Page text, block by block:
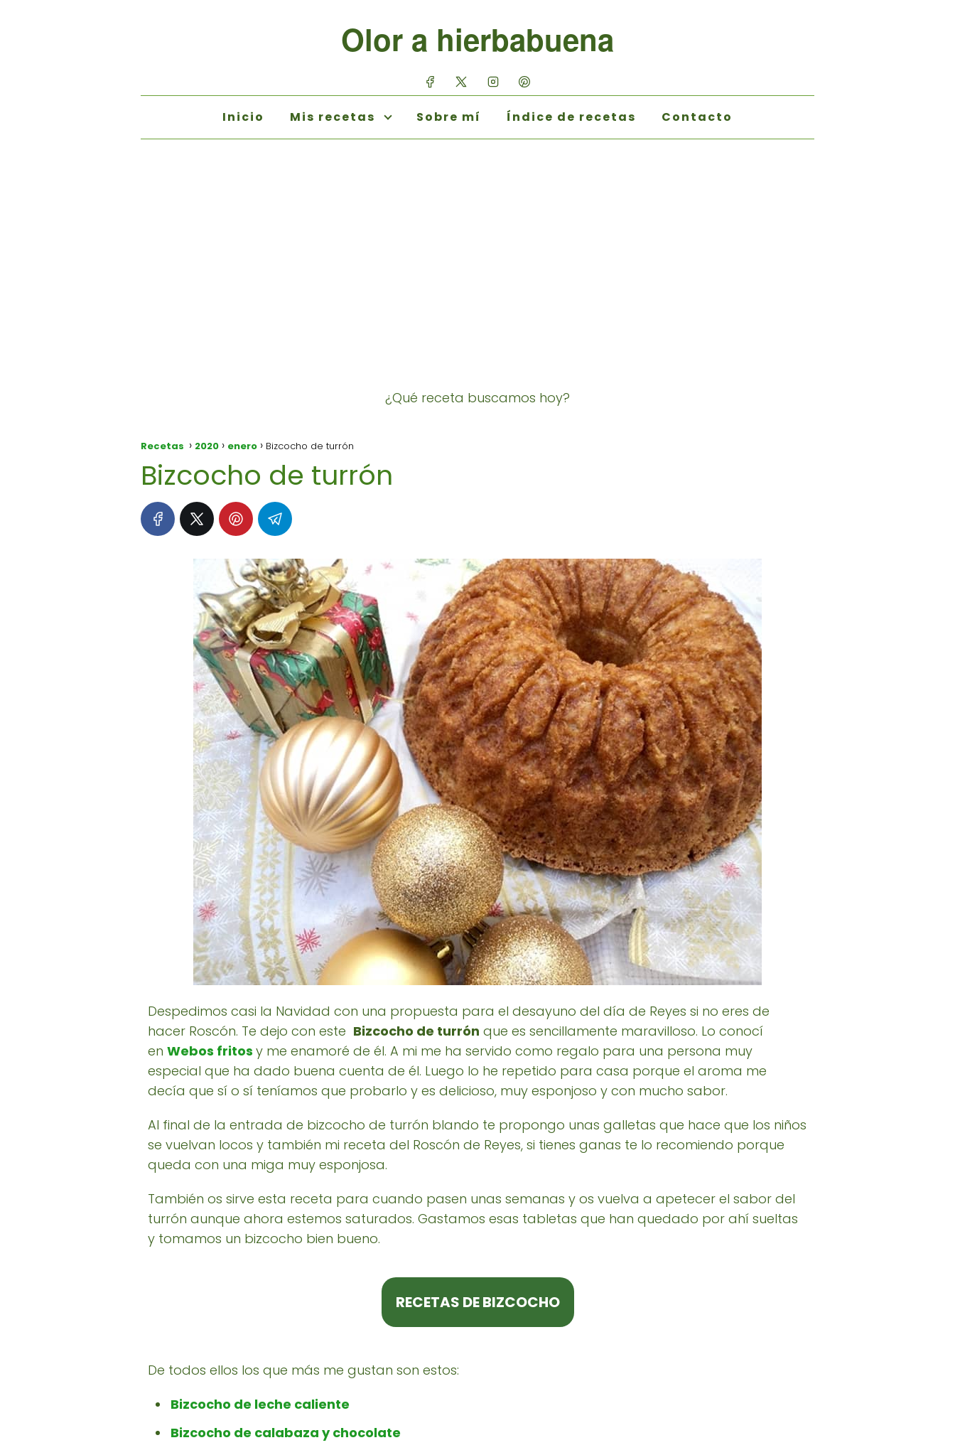
Olor a hierbabuena
Inicio Mis recetas Sobre mí Índice de recetas Contacto
¿Qué receta buscamos hoy?
Recetas 2020 enero Bizcocho de turrón
Bizcocho de turrón
Despedimos casi la Navidad con una propuesta para el desayuno del día de Reyes si no eres de
hacer Roscón. Te dejo con este Bizcocho de turrón que es sencillamente maravilloso. Lo conocí
en Webos fritos y me enamoré de él. A mi me ha servido como regalo para una persona muy
especial que ha dado buena cuenta de él. Luego lo he repetido para casa porque el aroma me
decía que sí o sí teníamos que probarlo y es delicioso, muy esponjoso y con mucho sabor.
Al final de la entrada de bizcocho de turrón blando te propongo unas galletas que hace que los niños
se vuelvan locos y también mi receta del Roscón de Reyes, si tienes ganas te lo recomiendo porque
queda con una miga muy esponjosa.
También os sirve esta receta para cuando pasen unas semanas y os vuelva a apetecer el sabor del
turrón aunque ahora estemos saturados. Gastamos esas tabletas que han quedado por ahí sueltas
y tomamos un bizcocho bien bueno.
RECETAS DE BIZCOCHO
De todos ellos los que más me gustan son estos:
Bizcocho de leche caliente
Bizcocho de calabaza y chocolate